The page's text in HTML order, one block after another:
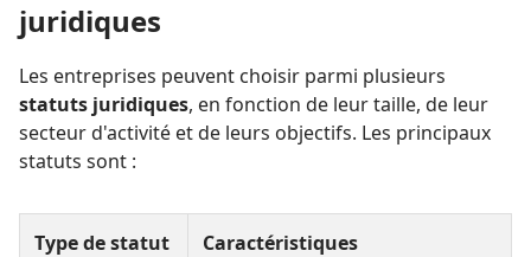
juridiques
Les entreprises peuvent choisir parmi plusieurs
statuts juridiques, en fonction de leur taille, de leur
secteur d'activité et de leurs objectifs. Les principaux
statuts sont :
Type de statut Caractéristiques